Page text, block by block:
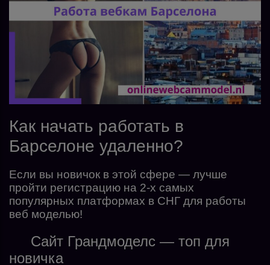
Как начать работать в
Барселоне удаленно?
Если вы новичок в этой сфере — лучше
пройти регистрацию на 2-х самых
популярных платформах в СНГ для работы
веб моделью!
Сайт Грандмоделс — топ для
новичка